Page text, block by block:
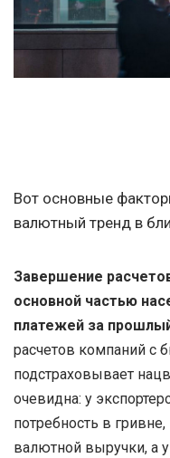
Вот основные
валютный тренд в
Завершение
основной частью
платежей за
расчетов компаний с
подстраховывает
очевидна: у
потребность в
валютной выручки, а